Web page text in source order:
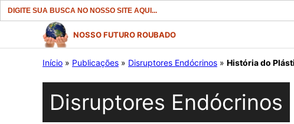
Search
for:
conteúdo
NOSSO FUTURO ROUBADO
Início » Publicações » Disruptores Endócrinos » História do
Disruptores Endócrinos